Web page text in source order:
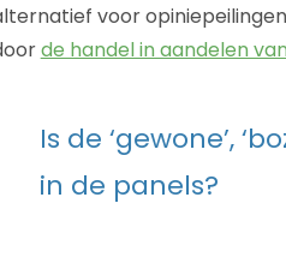
voor
de handel in aandelen
Is de ‘gewone’,
in de panels?